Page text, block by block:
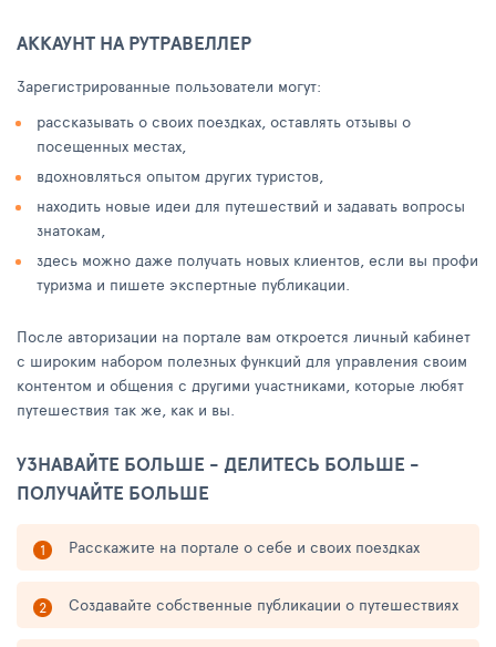
АККАУНТ НА РУТРАВЕЛЛЕР
Зарегистрированные пользователи могут:
рассказывать о своих поездках, оставлять отзывы о
посещенных местах,
вдохновляться опытом других туристов,
находить новые идеи для путешествий и задавать вопросы
знатокам,
здесь можно даже получать новых клиентов, если вы профи
туризма и пишете экспертные публикации.
После авторизации на портале вам откроется личный кабинет
с широким набором полезных функций для управления своим
контентом и общения с другими участниками, которые любят
путешествия так же, как и вы.
УЗНАВАЙТЕ БОЛЬШЕ - ДЕЛИТЕСЬ БОЛЬШЕ -
ПОЛУЧАЙТЕ БОЛЬШЕ
Расскажите на портале о себе и своих поездках
Создавайте собственные публикации о путешествиях